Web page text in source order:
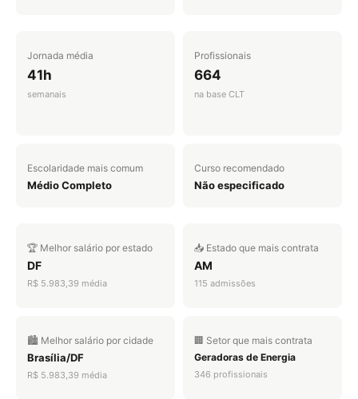
Jornada média
41h
semanais
Profissionais
664
na base CLT
Escolaridade mais comum
Médio Completo
Curso recomendado
Não especificado
🏆 Melhor salário por estado
DF
R$ 5.983,39 média
📥 Estado que mais contrata
AM
115 admissões
🏙️ Melhor salário por cidade
Brasília/DF
R$ 5.983,39 média
🏢 Setor que mais contrata
Geradoras de Energia
346 profissionais